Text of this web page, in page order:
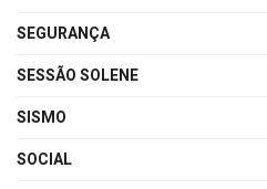
SEGURANÇA
SESSÃO SOLENE
SISMO
SOCIAL